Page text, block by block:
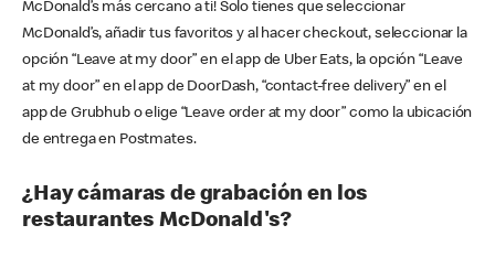
McDonald’s más cercano a ti! Solo tienes que seleccionar
McDonald’s, añadir tus favoritos y al hacer checkout, seleccionar la
opción “Leave at my door” en el app de Uber Eats, la opción “Leave
at my door” en el app de DoorDash, “contact-free delivery” en el
app de Grubhub o elige “Leave order at my door” como la ubicación
de entrega en Postmates.
¿Hay cámaras de grabación en los
restaurantes McDonald's?